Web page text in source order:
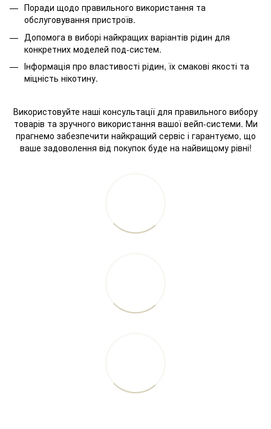
Поради щодо правильного використання та
обслуговування пристроїв.
Допомога в виборі найкращих варіантів рідин для
конкретних моделей под-систем.
Інформація про властивості рідин, їх смакові якості та
міцність нікотину.
Використовуйте наші консультації для правильного вибору
товарів та зручного використання вашої вейп-системи. Ми
прагнемо забезпечити найкращий сервіс і гарантуємо, що
ваше задоволення від покупок буде на найвищому рівні!